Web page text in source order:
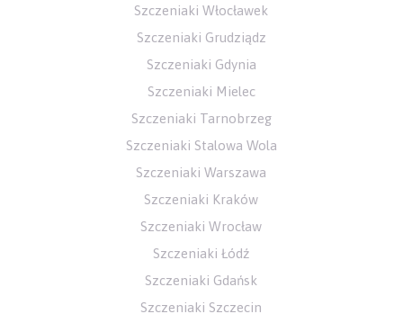
Szczeniaki Włocławek
Szczeniaki Grudziądz
Szczeniaki Gdynia
Szczeniaki Mielec
Szczeniaki Tarnobrzeg
Szczeniaki Stalowa Wola
Szczeniaki Warszawa
Szczeniaki Kraków
Szczeniaki Wrocław
Szczeniaki Łódź
Szczeniaki Gdańsk
Szczeniaki Szczecin